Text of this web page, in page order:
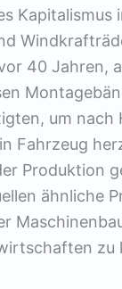
40 Jahren,
um nach
Fahrzeug
Produktion
ähnliche